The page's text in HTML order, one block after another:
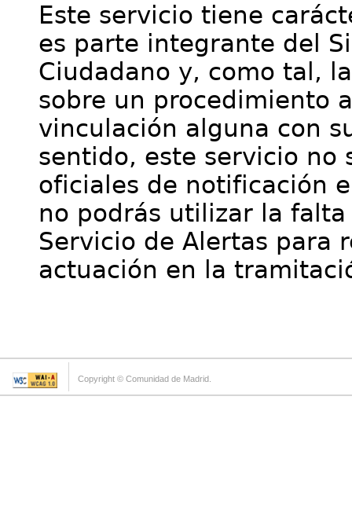
Este servicio tiene
es parte integrante del
Ciudadano y, como tal,
sobre un procedimiento
vinculación alguna con
sentido, este servicio no
oficiales de notificación
no podrás utilizar la
Servicio de Alertas para
actuación en la
Copyright © Comunidad de Madrid.